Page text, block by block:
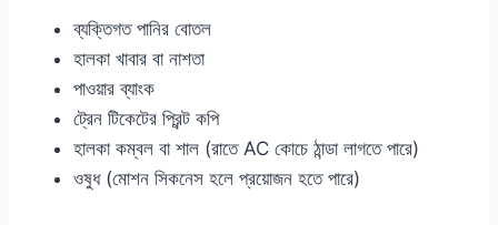
ব্যক্তিগত পানির বোতল
হালকা খাবার বা নাশতা
পাওয়ার ব্যাংক
ট্রেন টিকেটের প্রিন্ট কপি
হালকা কম্বল বা শাল (রাতে AC কোচে ঠান্ডা লাগতে পারে)
ওষুধ (মোশন সিকনেস হলে প্রয়োজন হতে পারে)